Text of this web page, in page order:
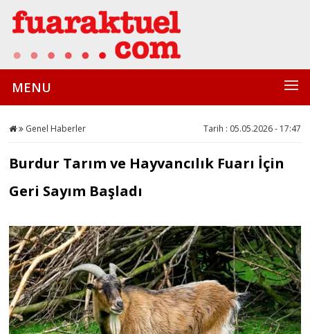
MENU
Genel Haberler Tarih : 05.05.2026 - 17:47
Burdur Tarım ve Hayvancılık Fuarı İçin
Geri Sayım Başladı